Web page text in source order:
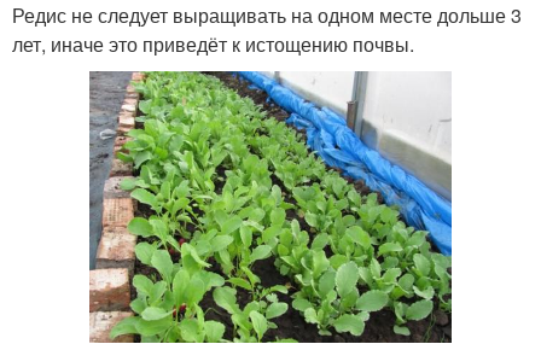
Редис не следует выращивать на одном месте дольше 3
лет, иначе это приведёт к истощению почвы.